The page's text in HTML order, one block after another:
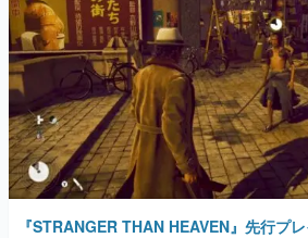
『STRANGER THAN HEAVEN』先行プ